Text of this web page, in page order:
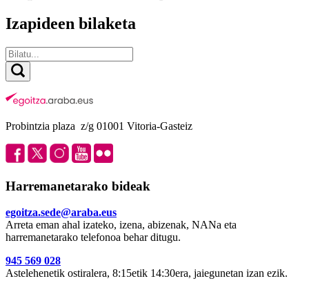
Izapideen bilaketa
Probintzia plaza z/g 01001 Vitoria-Gasteiz
Harremanetarako bideak
egoitza.sede@araba.eus
Arreta eman ahal izateko, izena, abizenak, NANa eta
harremanetarako telefonoa behar ditugu.
945 569 028
Astelehenetik ostiralera, 8:15etik 14:30era, jaiegunetan izan ezik.